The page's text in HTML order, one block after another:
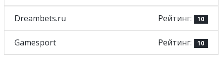
Dreambets.ru Рейтинг: 10
Gamesport Рейтинг: 10